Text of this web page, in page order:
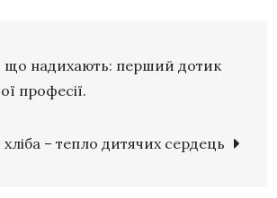
що надихають: перший дотик
професії.
хліба – тепло дитячих сердець